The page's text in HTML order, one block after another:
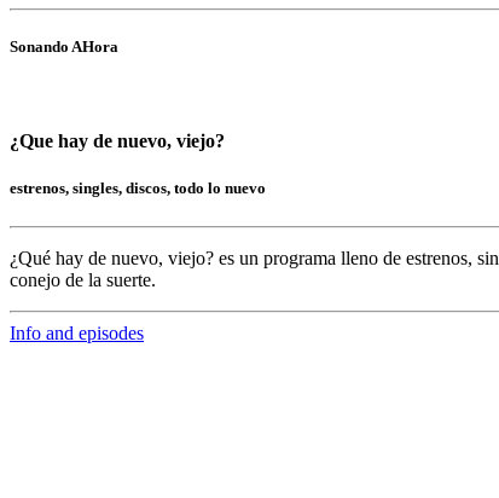
Sonando AHora
¿Que hay de nuevo, viejo?
estrenos, singles, discos, todo lo nuevo
¿Qué hay de nuevo, viejo? es un programa lleno de estrenos,
conejo de la suerte.
Info and episodes